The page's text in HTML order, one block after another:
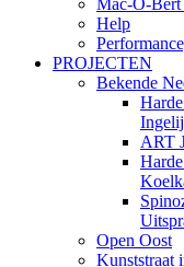
Mac-O-Bert
Help
PROJECTEN
Bekende
ART
Open Oost
Kunststraat